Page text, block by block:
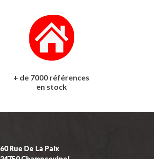
+ de 7000 références
en stock
60 Rue De La Paix